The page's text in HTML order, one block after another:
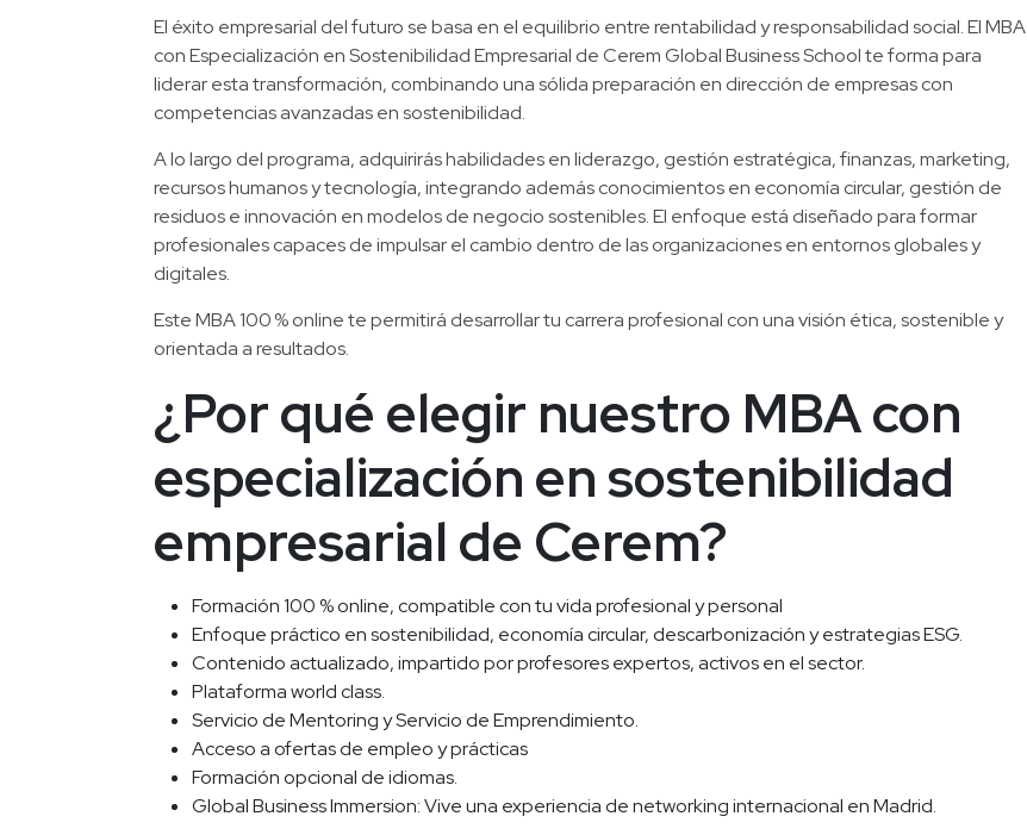
El éxito empresarial del futuro se basa en el equilibrio entre rentabilidad y responsabilidad social. El MBA
con Especialización en Sostenibilidad Empresarial de Cerem Global Business School te forma para
liderar esta transformación, combinando una sólida preparación en dirección de empresas con
competencias avanzadas en sostenibilidad.
A lo largo del programa, adquirirás habilidades en liderazgo, gestión estratégica, finanzas, marketing,
recursos humanos y tecnología, integrando además conocimientos en economía circular, gestión de
residuos e innovación en modelos de negocio sostenibles. El enfoque está diseñado para formar
profesionales capaces de impulsar el cambio dentro de las organizaciones en entornos globales y
digitales.
Este MBA 100 % online te permitirá desarrollar tu carrera profesional con una visión ética, sostenible y
orientada a resultados.
¿Por qué elegir nuestro MBA con
especialización en sostenibilidad
empresarial de Cerem?
Formación 100 % online, compatible con tu vida profesional y personal
Enfoque práctico en sostenibilidad, economía circular, descarbonización y estrategias ESG.
Contenido actualizado, impartido por profesores expertos, activos en el sector.
Plataforma world class.
Servicio de Mentoring y Servicio de Emprendimiento.
Acceso a ofertas de empleo y prácticas
Formación opcional de idiomas.
Global Business Immersion: Vive una experiencia de networking internacional en Madrid.